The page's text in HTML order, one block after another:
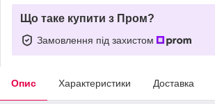
Що таке купити з Пром?
Замовлення під захистом
Опис Характеристики Доставка